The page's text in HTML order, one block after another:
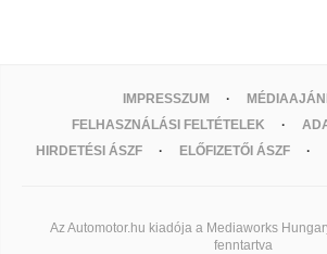
IMPRESSZUM
FELHASZNÁLÁSI FELTÉTELEK
HIRDETÉSI ÁSZF
ELŐFIZETŐI ÁSZF
Az Automotor.hu kiadója a Mediaworks
fenntartva